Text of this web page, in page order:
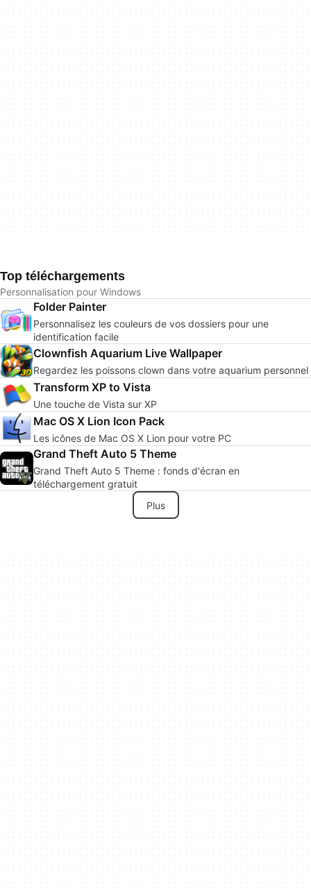
Top téléchargements
Personnalisation pour Windows
Folder Painter
Personnalisez les couleurs de vos dossiers pour une
identification facile
Clownfish Aquarium Live Wallpaper
Regardez les poissons clown dans votre aquarium personnel
Transform XP to Vista
Une touche de Vista sur XP
Mac OS X Lion Icon Pack
Les icônes de Mac OS X Lion pour votre PC
Grand Theft Auto 5 Theme
Grand Theft Auto 5 Theme : fonds d'écran en
téléchargement gratuit
Plus